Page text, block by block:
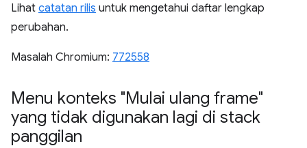
Lihat catatan rilis untuk mengetahui daftar lengkap
perubahan.
Masalah Chromium: 772558
Menu konteks "Mulai ulang frame"
yang tidak digunakan lagi di stack
panggilan